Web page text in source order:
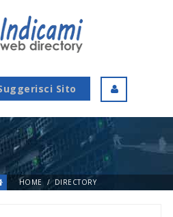
Sito
HOME DIRECTORY